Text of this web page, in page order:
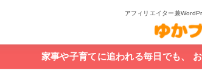
アフィリエイター兼
家事や子育てに追われる毎日でも、